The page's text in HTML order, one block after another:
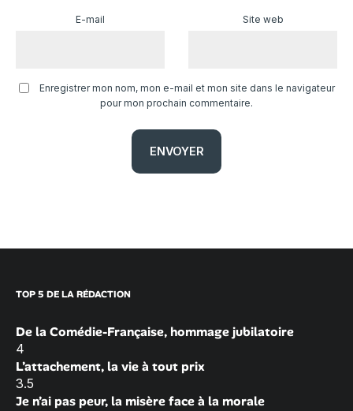
E-mail Site web
Enregistrer mon nom, mon e-mail et mon site dans le navigateur
pour mon prochain commentaire.
TOP 5 DE LA RÉDACTION
De la Comédie-Française, hommage jubilatoire
4
L’attachement, la vie à tout prix
3.5
Je n’ai pas peur, la misère face à la morale